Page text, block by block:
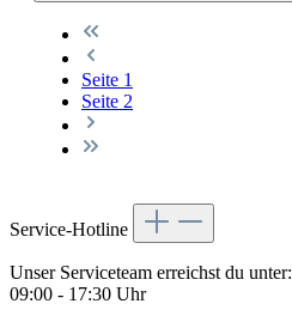
Seite 1
Seite 2
Service-Hotline
Unser Serviceteam erreichst du unter:
09:00 - 17:30 Uhr